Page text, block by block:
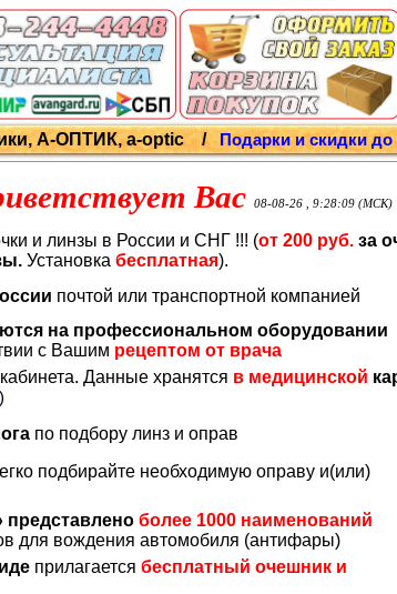
А-ОПТИК, a-optic / Подарки и скидки до
Вас 08-08-26 , 9:28:09 (МСК)
и линзы в России и СНГ !!! (от 200 руб. за
Установка бесплатная).
почтой или транспортной компанией
на профессиональном оборудовании
с Вашим рецептом от врача
Данные хранятся в медицинской
)
по подбору линз и оправ
подбирайте необходимую оправу и(или)
представлено более 1000 наименований
для вождения автомобиля (антифары)
прилагается бесплатный очешник и